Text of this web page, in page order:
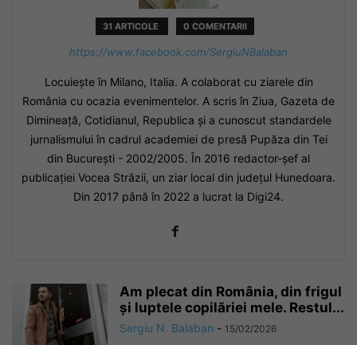
31 ARTICOLE 0 COMENTARII
https://www.facebook.com/SergiuNBalaban
Locuiește în Milano, Italia. A colaborat cu ziarele din
România cu ocazia evenimentelor. A scris în Ziua, Gazeta de
Dimineaţă, Cotidianul, Republica şi a cunoscut standardele
jurnalismului în cadrul academiei de presă Pupăza din Tei
din Bucureşti - 2002/2005. În 2016 redactor-şef al
publicaţiei Vocea Străzii, un ziar local din judeţul Hunedoara.
Din 2017 până în 2022 a lucrat la Digi24.
Am plecat din România, din frigul
și luptele copilăriei mele. Restul...
Sergiu N. Balaban - 15/02/2026